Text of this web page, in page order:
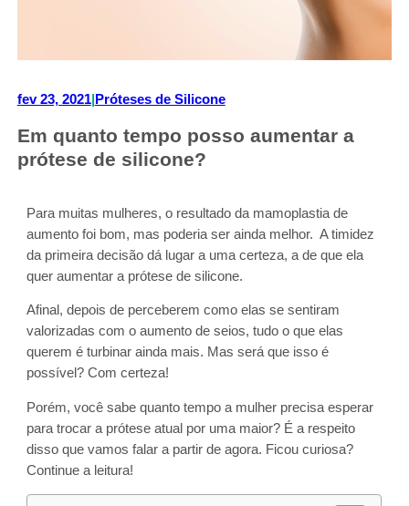
fev 23, 2021| Próteses de Silicone
Em quanto tempo posso aumentar a
prótese de silicone?
Para muitas mulheres, o resultado da mamoplastia de
aumento foi bom, mas poderia ser ainda melhor. A timidez
da primeira decisão dá lugar a uma certeza, a de que ela
quer aumentar a prótese de silicone.
Afinal, depois de perceberem como elas se sentiram
valorizadas com o aumento de seios, tudo o que elas
querem é turbinar ainda mais. Mas será que isso é
possível? Com certeza!
Porém, você sabe quanto tempo a mulher precisa esperar
para trocar a prótese atual por uma maior? É a respeito
disso que vamos falar a partir de agora. Ficou curiosa?
Continue a leitura!